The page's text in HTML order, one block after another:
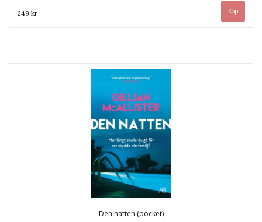
249 kr
Den natten (pocket)